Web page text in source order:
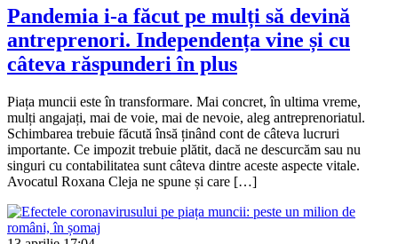
Pandemia i-a făcut pe mulți să devină
antreprenori. Independența vine și cu
câteva răspunderi în plus
Piața muncii este în transformare. Mai concret, în ultima vreme,
mulți angajați, mai de voie, mai de nevoie, aleg antreprenoriatul.
Schimbarea trebuie făcută însă ținând cont de câteva lucruri
importante. Ce impozit trebuie plătit, dacă ne descurcăm sau nu
singuri cu contabilitatea sunt câteva dintre aceste aspecte vitale.
Avocatul Roxana Cleja ne spune și care […]